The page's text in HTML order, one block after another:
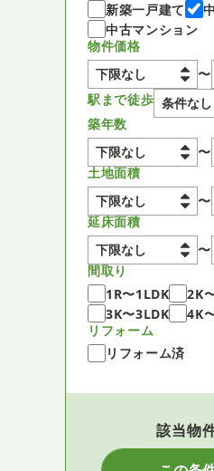
新築一戸建て
中古マンション
物件価格
〜
駅まで徒歩
築年数
〜
土地面積
〜
延床面積
〜
間取り
1R〜1LDK
2K
3K〜3LDK
4K
リフォーム
リフォーム済
該当物